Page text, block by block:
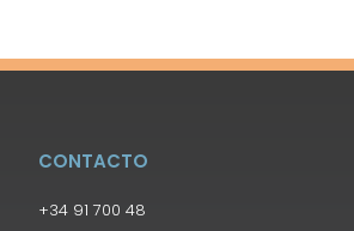
CONTACTO
+34 91 700 48